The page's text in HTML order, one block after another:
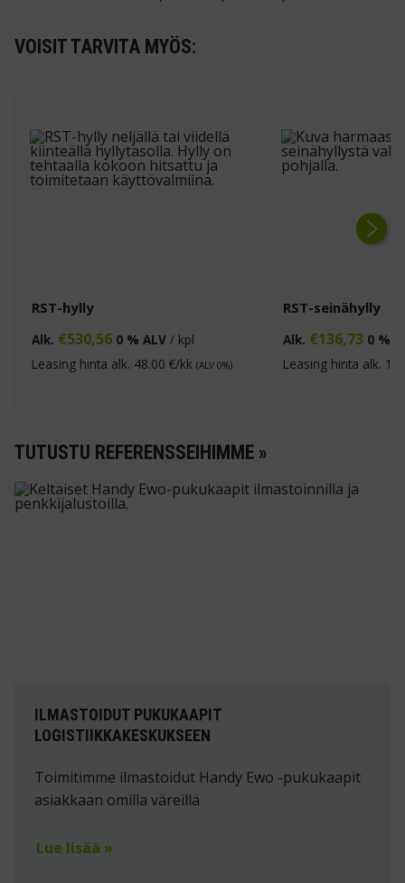
VOISIT TARVITA MYÖS:
RST-hylly
Alk. €530,56 0 % ALV / kpl
Leasing hinta alk. 48.00 €/kk (ALV 0%)
RST-seinähylly
Alk. €136,73 0 %
Leasing hinta alk.
TUTUSTU REFERENSSEIHIMME »
ILMASTOIDUT PUKUKAAPIT
LOGISTIIKKAKESKUKSEEN
Toimitimme ilmastoidut Handy Ewo -pukukaapit
asiakkaan omilla väreillä
Lue lisää »